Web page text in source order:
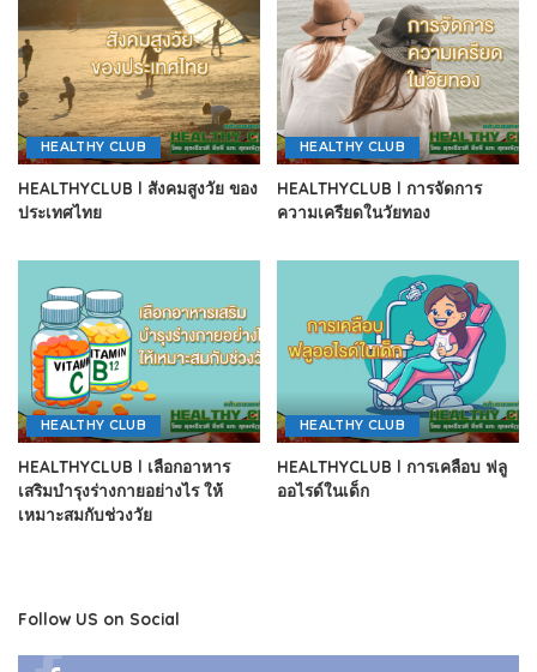
HEALTHY CLUB
HEALTHYCLUB l สังคมสูงวัย ของ
ประเทศไทย
HEALTHY CLUB
HEALTHYCLUB l การจัดการ
ความเครียดในวัยทอง
HEALTHY CLUB
HEALTHYCLUB l เลือกอาหาร
เสริมบำรุงร่างกายอย่างไร ให้
เหมาะสมกับช่วงวัย
HEALTHY CLUB
HEALTHYCLUB l การเคลือบ ฟลู
ออไรด์ในเด็ก
Follow US on Social